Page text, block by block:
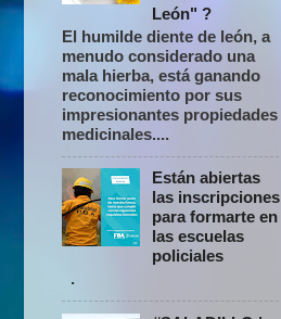
León" ?
El humilde diente de león, a
menudo considerado una
mala hierba, está ganando
reconocimiento por sus
impresionantes propiedades
medicinales....
Están abiertas
las inscripciones
para formarte en
las escuelas
policiales
.